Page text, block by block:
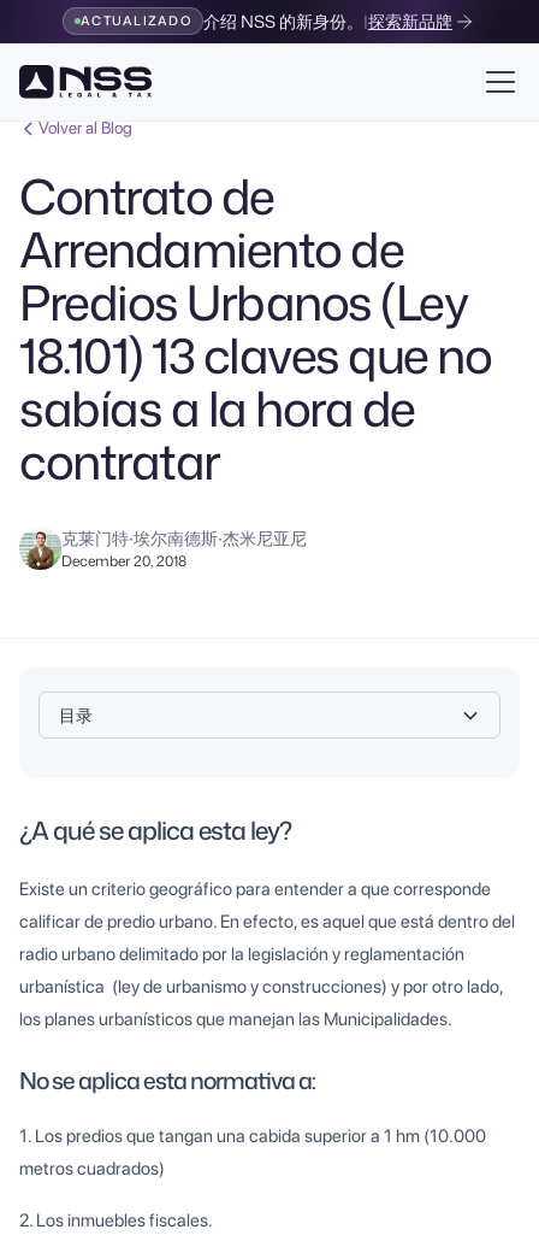
ACTUALIZADO 介绍 NSS 的新身份。 |探索新品牌
Volver al Blog
Contrato de
Arrendamiento de
Predios Urbanos (Ley
18.101) 13 claves que no
sabías a la hora de
contratar
克莱门特·埃尔南德斯·杰米尼亚尼
December 20, 2018
目录
¿A qué se aplica esta ley?
Existe un criterio geográfico para entender a que corresponde
calificar de predio urbano. En efecto, es aquel que está dentro del
radio urbano delimitado por la legislación y reglamentación
urbanística (ley de urbanismo y construcciones) y por otro lado,
los planes urbanísticos que manejan las Municipalidades.
No se aplica esta normativa a:
1. Los predios que tangan una cabida superior a 1 hm (10.000
metros cuadrados)
2. Los inmuebles fiscales.